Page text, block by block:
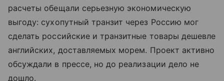
расчеты обещали серьезную экономическую
выгоду: сухопутный транзит через Россию мог
сделать российские и транзитные товары дешевле
английских, доставляемых морем. Проект активно
обсуждали в прессе, но до реализации дело не
дошло.